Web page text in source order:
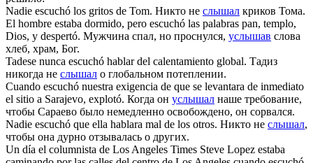
Nadie escuchó los gritos de Tom. Никто не слышал криков Тома.
El hombre estaba dormido, pero escuchó las palabras pan, templo,
Dios, y despertó. Мужчина спал, но проснулся, услышав слова
хлеб, храм, Бог.
Tadese nunca escuchó hablar del calentamiento global. Тадиз
никогда не слышал о глобальном потеплении.
Cuando escuchó nuestra exigencia de que se levantara de inmediato
el sitio a Sarajevo, explotó. Когда он услышал наше требование,
чтобы Сараево было немедленно освобождено, он сорвался.
Nadie escuchó que ella hablara mal de los otros. Никто не слышал,
чтобы она дурно отзывалась о других.
Un día el columnista de Los Angeles Times Steve Lopez estaba